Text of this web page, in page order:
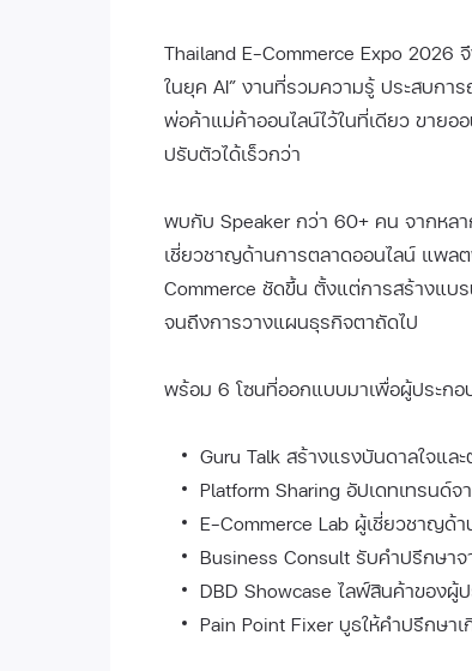
Thailand E-Commerce Expo 2026
ในยุค AI” งานที่รวมความรู้ ประสบกา
พ่อค้าแม่ค้าออนไลน์ไว้ในที่เดียว ขาย
ปรับตัวได้เร็วกว่า
พบกับ Speaker กว่า 60+ คน จากหล
เชี่ยวชาญด้านการตลาดออนไลน์ แพล
Commerce ชัดขึ้น ตั้งแต่การสร้างแบ
จนถึงการวางแผนธุรกิจตาถัดไป
พร้อม 6 โซนที่ออกแบบมาเพื่อผู้ประกอ
Guru Talk สร้างแรงบันดาลใจแล
Platform Sharing อัปเดทเทรนด์
E-Commerce Lab ผู้เชี่ยวชาญด้
Business Consult รับคำปรึกษา
DBD Showcase ไลฟ์สินค้าของ
Pain Point Fixer บูธให้คำปรึกษา